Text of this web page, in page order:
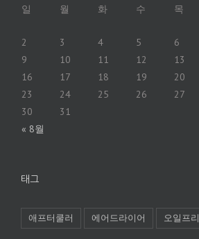
일 월 화 수 목
« 8월
2
3 4 5 6
9
10 11 12 13
16
17 18 19 20
23
24 25 26 27
30
31
태그
애프터쿨러 에어드라이어 오일프리